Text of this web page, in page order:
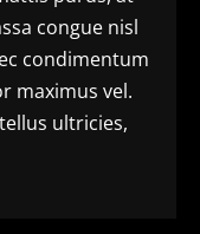
congue nisl
condimentum
maximus vel.
ultricies,